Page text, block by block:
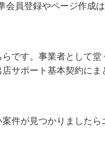
会員登録やページ作成
です。事業者として堂
サポート基本契約にま
件が見つかりましたら